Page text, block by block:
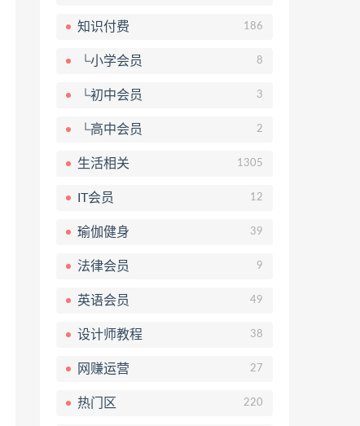
知识付费 186
└小学会员 8
└初中会员 3
└高中会员 2
生活相关 1305
IT会员 12
瑜伽健身 39
法律会员 9
英语会员 49
设计师教程 38
网赚运营 27
热门区 220